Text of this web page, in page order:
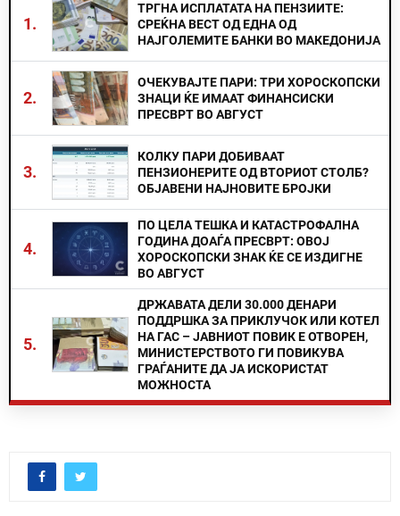
1.
ТРГНА ИСПЛАТАТА НА ПЕНЗИИТЕ:
СРЕЌНА ВЕСТ ОД ЕДНА ОД
НАЈГОЛЕМИТЕ БАНКИ ВО МАКЕДОНИЈА
2.
ОЧЕКУВАЈТЕ ПАРИ: ТРИ ХОРОСКОПСКИ
ЗНАЦИ ЌЕ ИМААТ ФИНАНСИСКИ
ПРЕСВРТ ВО АВГУСТ
3.
КОЛКУ ПАРИ ДОБИВААТ
ПЕНЗИОНЕРИТЕ ОД ВТОРИОТ СТОЛБ?
ОБЈАВЕНИ НАЈНОВИТЕ БРОЈКИ
4.
ПО ЦЕЛА ТЕШКА И КАТАСТРОФАЛНА
ГОДИНА ДОАЃА ПРЕСВРТ: ОВОЈ
ХОРОСКОПСКИ ЗНАК ЌЕ СЕ ИЗДИГНЕ
ВО АВГУСТ
5.
ДРЖАВАТА ДЕЛИ 30.000 ДЕНАРИ
ПОДДРШКА ЗА ПРИКЛУЧОК ИЛИ КОТЕЛ
НА ГАС – ЈАВНИОТ ПОВИК Е ОТВОРЕН,
МИНИСТЕРСТВОТО ГИ ПОВИКУВА
ГРАЃАНИТЕ ДА ЈА ИСКОРИСТАТ
МОЖНОСТА